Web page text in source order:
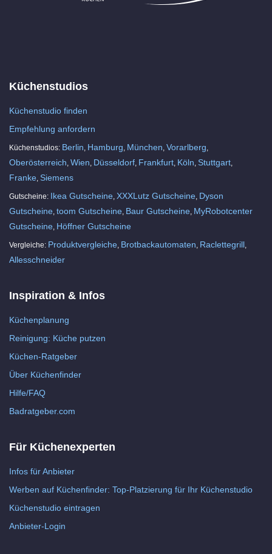
Küchenstudios
Küchenstudio finden
Empfehlung anfordern
Küchenstudios: Berlin Hamburg München Vorarlberg
Oberösterreich Wien Düsseldorf Frankfurt Köln Stuttgart
Franke Siemens
Gutscheine: Ikea Gutscheine XXXLutz Gutscheine Dyson
Gutscheine toom Gutscheine Baur Gutscheine MyRobotcenter
Gutscheine Höffner Gutscheine
Vergleiche: Produktvergleiche Brotbackautomaten Raclettegrill
Allesschneider
Inspiration & Infos
Küchenplanung
Reinigung: Küche putzen
Küchen-Ratgeber
Über Küchenfinder
Hilfe/FAQ
Badratgeber.com
Für Küchenexperten
Infos für Anbieter
Werben auf Küchenfinder: Top-Platzierung für Ihr Küchenstudio
Küchenstudio eintragen
Anbieter-Login